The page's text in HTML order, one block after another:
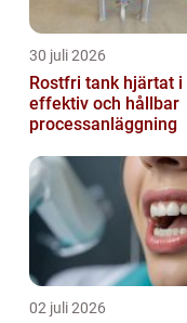
30 juli 2026
Rostfri tank hjärtat i en
effektiv och hållbar
processanläggning
02 juli 2026